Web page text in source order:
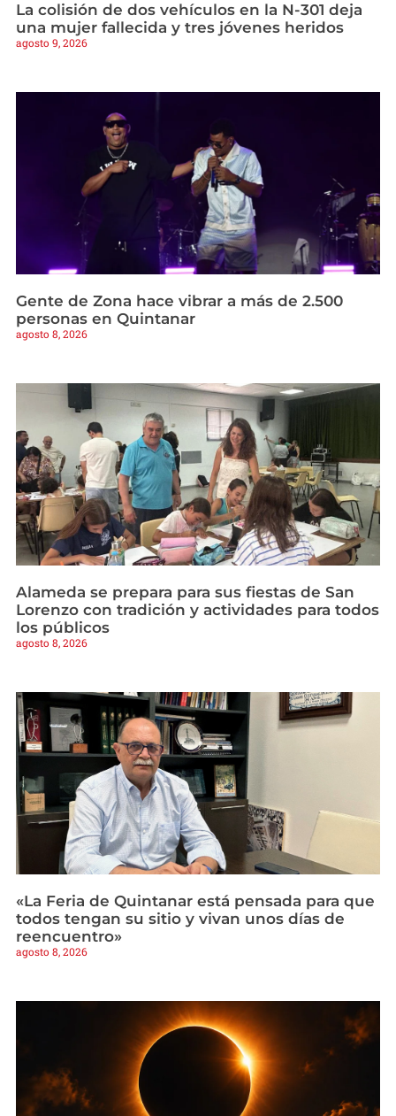
La colisión de dos vehículos en la N-301 deja
una mujer fallecida y tres jóvenes heridos
agosto 9, 2026
Gente de Zona hace vibrar a más de 2.500
personas en Quintanar
agosto 8, 2026
Alameda se prepara para sus fiestas de San
Lorenzo con tradición y actividades para todos
los públicos
agosto 8, 2026
«La Feria de Quintanar está pensada para que
todos tengan su sitio y vivan unos días de
reencuentro»
agosto 8, 2026